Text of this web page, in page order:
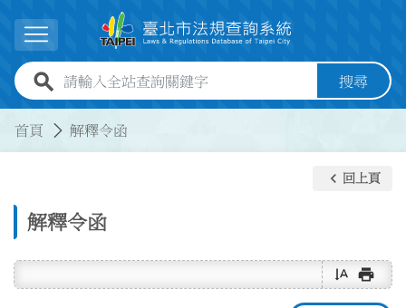
展開選單
全站查詢關鍵字欄位 搜尋
首頁 解釋令函
解釋令函
keyboard_arrow_left 回上頁
text_rotate_vertical print